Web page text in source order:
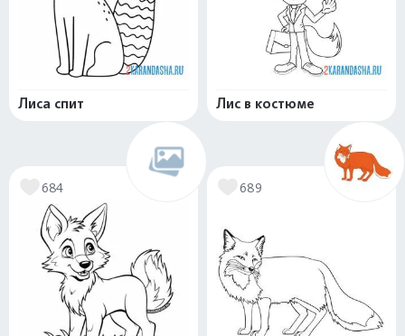
Лиса спит Лис в костюме
684 689